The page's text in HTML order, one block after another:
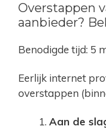
Overstappen
aanbieder?
Benodigde tijd: 5
Eerlijk internet
overstappen
Aan de